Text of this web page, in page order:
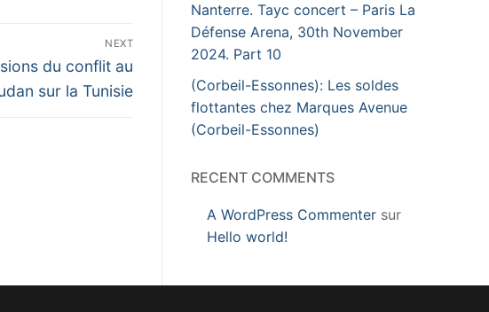
NEXT
du conflit au
sur la Tunisie
Nanterre. Tayc concert – Paris La
Défense Arena, 30th November
2024. Part 10
(Corbeil-Essonnes): Les soldes
flottantes chez Marques Avenue
(Corbeil-Essonnes)
RECENT COMMENTS
A WordPress Commenter sur
Hello world!